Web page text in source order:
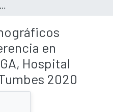
Factores sociodemográficos asociados a la adherencia en pacientes con TARGA, Hospital Regional Tumbes, Tumbes 2020
en
Hospital
2020